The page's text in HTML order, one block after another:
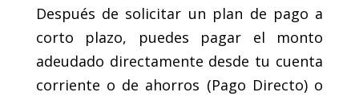
Después de solicitar un plan de pago a
corto plazo, puedes pagar el monto
adeudado directamente desde tu cuenta
corriente o de ahorros (Pago Directo) o